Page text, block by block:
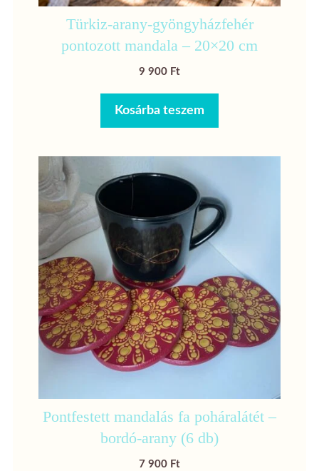
Türkiz-arany-gyöngyházfehér
pontozott mandala – 20×20 cm
9 900 Ft
Kosárba teszem
Pontfestett mandalás fa poháralátét –
bordó-arany (6 db)
7 900 Ft